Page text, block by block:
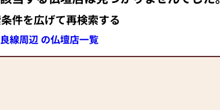
件を広げて再検索する
線周辺 の仏壇店一覧